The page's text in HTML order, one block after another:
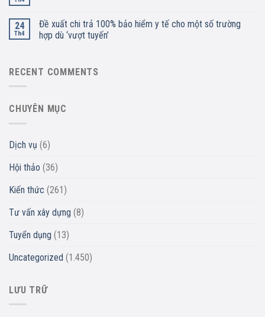
24
Th4
Đề xuất chi trả 100% bảo hiểm y tế cho một số trường
hợp dù ‘vượt tuyến’
RECENT COMMENTS
CHUYÊN MỤC
Dịch vụ (6)
Hội thảo (36)
Kiến thức (261)
Tư vấn xây dựng (8)
Tuyển dụng (13)
Uncategorized (1.450)
LƯU TRỮ